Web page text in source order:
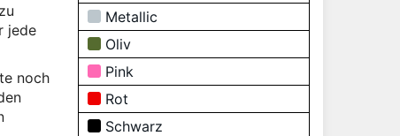
jede
noch
Metallic
Oliv
Pink
Rot
Schwarz